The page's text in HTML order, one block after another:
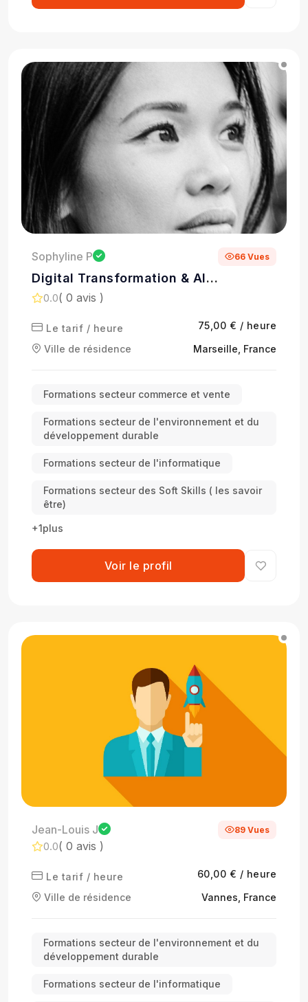
Sophyline P 66 Vues
Digital Transformation & AI
Consultant & Marketing Strategy &
0.0( 0 avis )
Le tarif / heure
75,00 € / heure
Ville de résidence
Marseille, France
Formations secteur commerce et vente
Formations secteur de l'environnement et du
développement durable
Formations secteur de l'informatique
Formations secteur des Soft Skills ( les savoir
être)
+1plus
Voir le profil
Jean-Louis J 89 Vues
0.0( 0 avis )
Le tarif / heure
60,00 € / heure
Ville de résidence
Vannes, France
Formations secteur de l'environnement et du
développement durable
Formations secteur de l'informatique